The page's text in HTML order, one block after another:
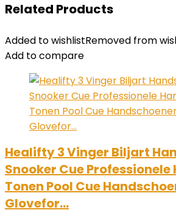
Related Products
Added to wishlistRemoved from
Add to compare
Healifty 3 Vinger Biljart
Snooker Cue
Tonen Pool Cue
Glovefor…